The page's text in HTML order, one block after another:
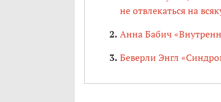
не отвлекаться на
Анна Бабич
Беверли Энгл